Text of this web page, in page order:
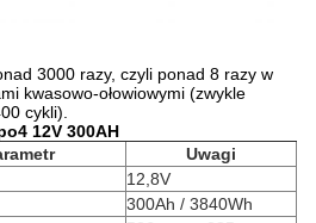
3000 razy, czyli ponad 8 razy w
kwasowo-ołowiowymi (zwykle
cykli).
12V 300AH
Uwagi
12,8V
300Ah / 3840Wh